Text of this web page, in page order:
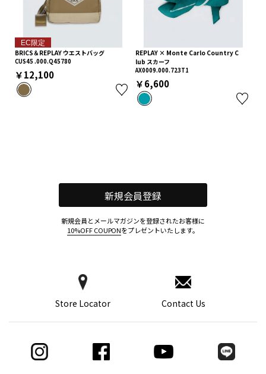
EC限定
BRICS＆REPLAY ウエストバッグ
CUS45 .000.Q45780
￥12,100
REPLAY × Monte Carlo Country C
lub スカーフ
AX0009.000.723T1
￥6,600
Store Locator Contact Us
新規会員登録
新規会員とメールマガジンを登録されたお客様に
10%OFF COUPONをプレゼントいたします。